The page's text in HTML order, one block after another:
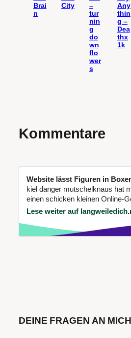
Brai
n
City
–
tur
nin
g
do
wn
flo
wer
s
Any
thin
g –
Dea
thx
1k
Kommentare
Website lässt Figuren in
kiel danger mutschelknaus hat
einen schicken kleinen Online-
Lese weiter auf
DEINE FRAGEN AN